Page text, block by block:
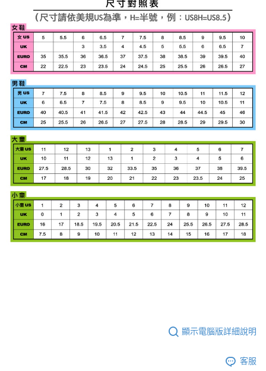
顯示電腦版詳細說明
客服